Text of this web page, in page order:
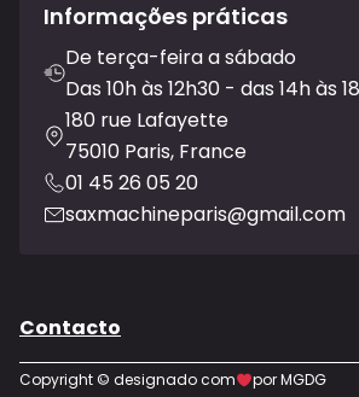
Informações práticas
De terça-feira a sábado
Das 10h às 12h30 - das 14h às
180 rue Lafayette
75010 Paris, France
01 45 26 05 20
saxmachineparis@gmail.com
Contacto
Copyright © designado com por MGDG